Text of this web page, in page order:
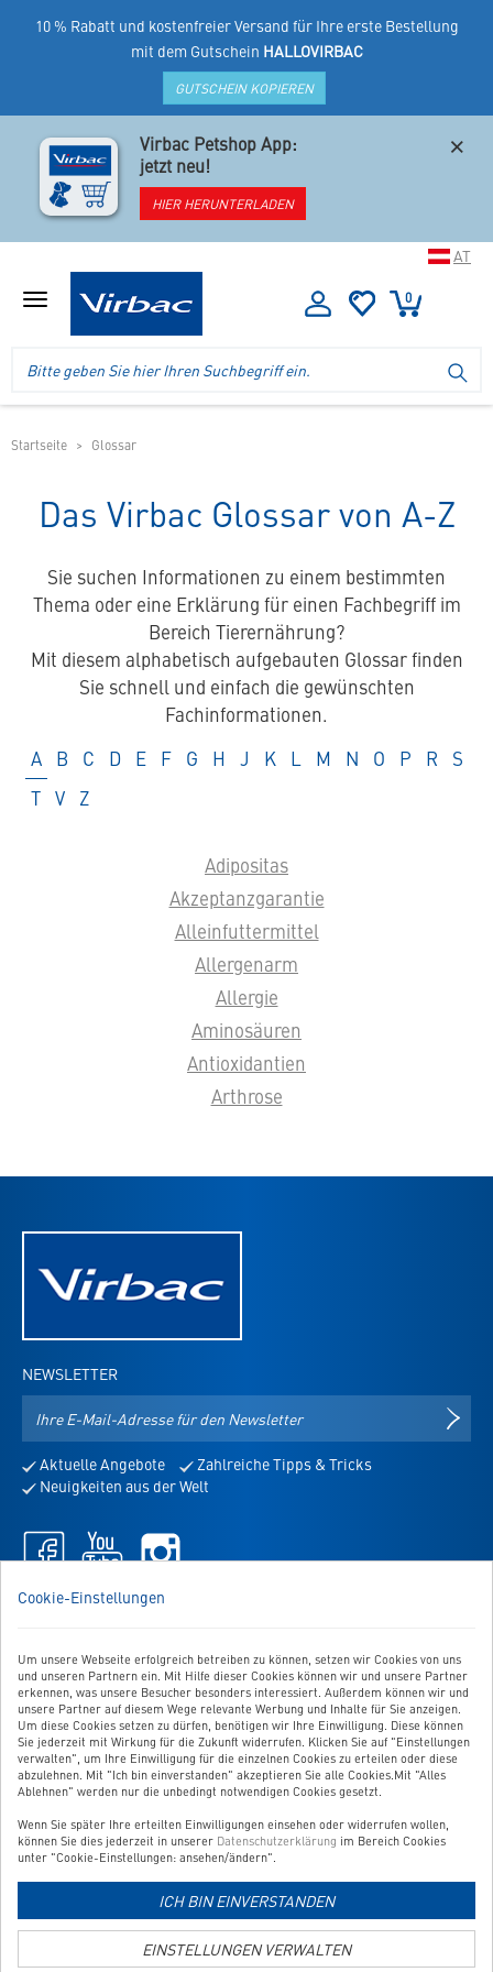
10 % Rabatt und kostenfreier Versand für Ihre erste Bestellung
mit dem Gutschein HALLOVIRBAC
GUTSCHEIN KOPIEREN
Virbac Petshop App:
jetzt neu!
HIER HERUNTERLADEN
×
AT
Menü
Virbac
Ihr
Shop
spezielles
Tierfutter
0
Header
mobilen
Startseite Glossar
Das Virbac Glossar von A-Z
Sie suchen Informationen zu einem bestimmten
Thema oder eine Erklärung für einen Fachbegriff im
Bereich Tierernährung?
Mit diesem alphabetisch aufgebauten Glossar finden
Sie schnell und einfach die gewünschten
Fachinformationen.
Glossar
A Glossar
B Glossar
C Glossar
D Glossar
E Glossar
F Glossar
G Glossar
H Glossar
J Glossar
K Glossar
L Glossar
M Glossar
N Glossar
O Glossar
P Glossar
R
S
Glossar
T Glossar
V Glossar
Z
Adipositas
Akzeptanzgarantie
Alleinfuttermittel
Allergenarm
Allergie
Aminosäuren
Antioxidantien
Arthrose
Cookie-Einstellungen
Um unsere Webseite erfolgreich betreiben zu können, setzen wir Cookies von uns
und unseren Partnern ein. Mit Hilfe dieser Cookies können wir und unsere Partner
erkennen, was unsere Besucher besonders interessiert. Außerdem können wir und
unsere Partner auf diesem Wege relevante Werbung und Inhalte für Sie anzeigen.
Um diese Cookies setzen zu dürfen, benötigen wir Ihre Einwilligung. Diese können
Sie jederzeit mit Wirkung für die Zukunft widerrufen. Klicken Sie auf "Einstellungen
verwalten", um Ihre Einwilligung für die einzelnen Cookies zu erteilen oder diese
abzulehnen. Mit "Ich bin einverstanden" akzeptieren Sie alle Cookies.Mit "Alles
Ablehnen" werden nur die unbedingt notwendigen Cookies gesetzt.
Wenn Sie später Ihre erteilten Einwilligungen einsehen oder widerrufen wollen,
können Sie dies jederzeit in unserer Datenschutzerklärung im Bereich Cookies
unter "Cookie-Einstellungen: ansehen/ändern".
ICH BIN EINVERSTANDEN
EINSTELLUNGEN VERWALTEN
NEWSLETTER
Mail-
für
den
Aktuelle Angebote
Zahlreiche Tipps & Tricks
Neuigkeiten aus der Welt
Facebook
-
in
Tab
Youtube
-
in
Tab
-
Tab
WIR SIND FÜR SIE DA!
Zum Kontaktformular
BESTELLUNG WIDERRUFEN
UNSER SERVICE
UNSERE TOP-KATEGORIEN
GEPRÜFTE QUALITÄT
Link